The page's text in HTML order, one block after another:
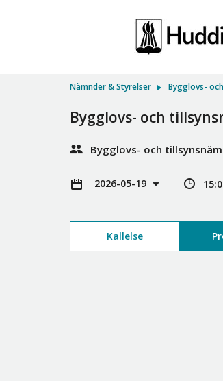
Nämnder & Styrelser Bygglovs-
Bygglovs- och
Bygglovs- och
2026-05-19
Kallelse